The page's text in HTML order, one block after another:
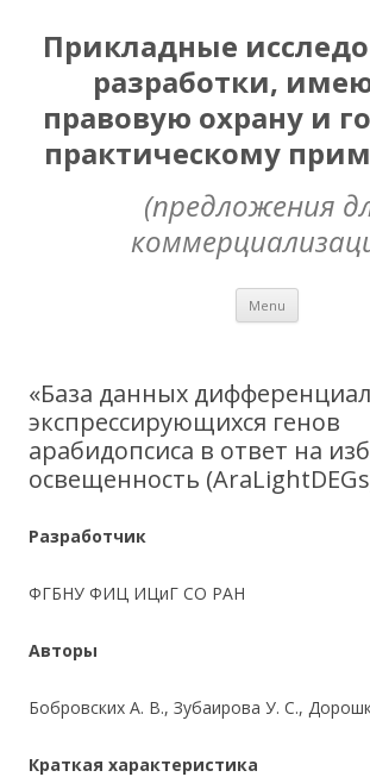
Прикладные
разработки,
правовую охрану и
практическому
(предложения
Menu Skip
content
«База данных
экспрессирующихся генов
арабидопсиса в ответ на
освещенность
Разработчик
ФГБНУ ФИЦ ИЦиГ СО РАН
Авторы
Бобровских А. В., Зубаирова У. С.,
Краткая характеристика